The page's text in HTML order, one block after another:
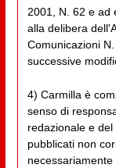
2001, N. 62 e ad
alla delibera
Comunicazioni
successive
4) Carmilla è
senso di
redazionale e
pubblicati non